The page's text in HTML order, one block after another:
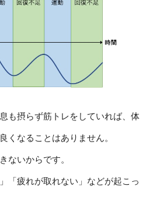
も摂らず筋トレをしていれば、体
くなることはありません。
ないからです。
「疲れが取れない」などが起こっ